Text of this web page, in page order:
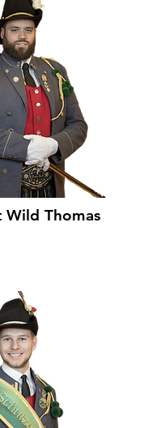
Thomas